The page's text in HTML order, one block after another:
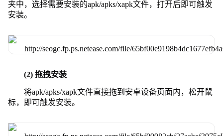
夹中，选择需要安装的apk/apks/xapk文件，打开后即可触发
安装。
(2) 拖拽安装
将apk/apks/xapk文件直接拖到安卓设备页面内，松开鼠
标，即可触发安装。